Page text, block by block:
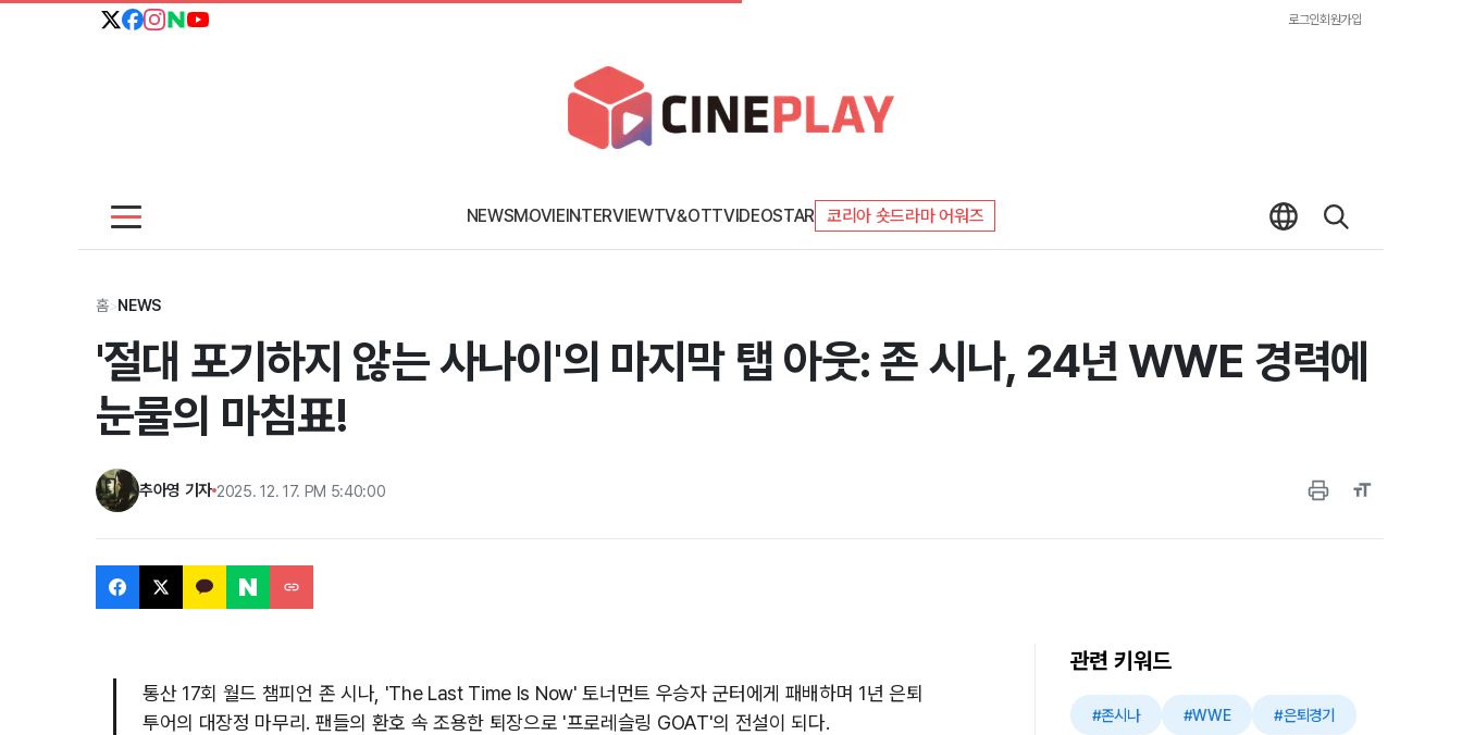
로그인회원가입
NEWSMOVIEINTERVIEWTV&OTTVIDEOSTAR 코리아 숏드라마 어워즈
홈>NEWS
'절대 포기하지 않는 사나이'의 마지막 탭 아웃: 존 시나, 24년 WWE 경력에
눈물의 마침표!
추아영 기자 2025. 12. 17. PM 5:40:00
통산 17회 월드 챔피언 존 시나, 'The Last Time Is Now' 토너먼트 우승자 군터에게 패배하며 1년 은퇴
투어의 대장정 마무리. 팬들의 환호 속 조용한 퇴장으로 '프로레슬링 GOAT'의 전설이 되다.
관련 키워드
#존시나 #WWE #은퇴경기